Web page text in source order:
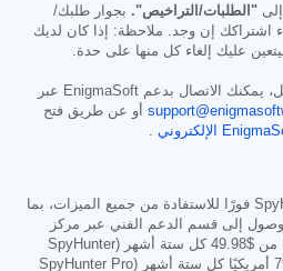
"الطلبات/التراخيص". بجوار طلبك/
اشتراكك إن وجد. ملاحظة: إذا كان لديك
عليك إلغاء كل منها على حدة.
في حال وجود أي أسئلة أو مشاكل، يمكنك الاتصال بدعم EnigmaSoft عبر
أو عن طريق فتح
.
يمكنك أيضًا الاشتراك في SpyHunter فورًا للاستفادة من جميع الميزات، بما
إلى قسم الدعم الفني عبر مركز
من $49.98
كل ستة أشهر (SpyHunter
أمريكيًا كل ستة أشهر (SpyHunter Pro